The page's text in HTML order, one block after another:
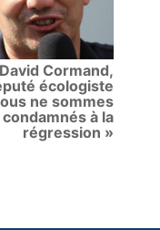
David Cormand,
écologiste
ne sommes
condamnés à la
régression »